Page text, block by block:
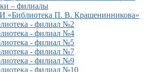
– филиалы
«Библиотека П. В. Крашенинникова»
- филиал №2
- филиал №4
- филиал №5
- филиал №7
- филиал №9
- филиал №10